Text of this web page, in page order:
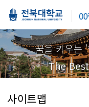
꿈을 키우는
The
사이트맵